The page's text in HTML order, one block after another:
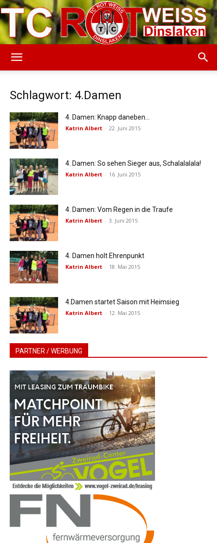
Schlagwort: 4.Damen
4. Damen: Knapp daneben…
Katrin Albert - 22. Juni 2015
4. Damen: So sehen Sieger aus, Schalalalala!
Katrin Albert - 16. Juni 2015
4. Damen: Vom Regen in die Traufe
Katrin Albert - 3. Juni 2015
4. Damen holt Ehrenpunkt
Katrin Albert - 18. Mai 2015
4.Damen startet Saison mit Heimsieg
Katrin Albert - 12. Mai 2015
PARTNER / WERBUNG